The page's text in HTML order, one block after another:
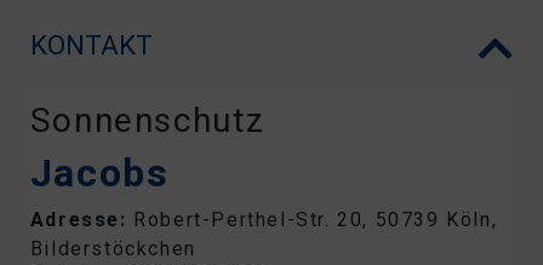
KONTAKT
Sonnenschutz
Jacobs
Adresse: Robert-Perthel-Str. 20, 50739 Köln,
Bilderstöckchen